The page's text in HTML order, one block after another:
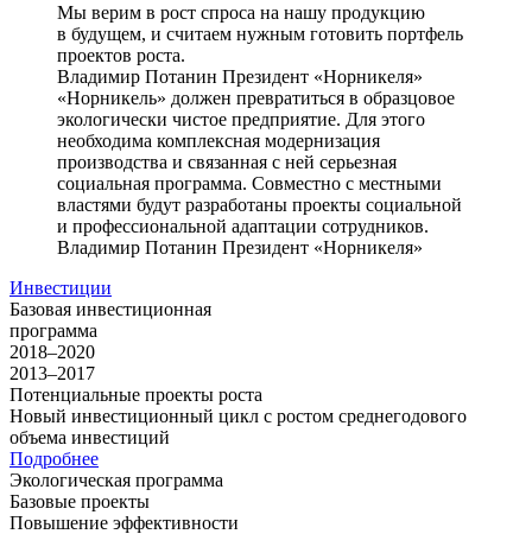
Мы верим в рост спроса на нашу продукцию
в будущем, и считаем нужным готовить портфель
проектов роста.
Владимир Потанин Президент «Норникеля»
«Норникель» должен превратиться в образцовое
экологически чистое предприятие. Для этого
необходима комплексная модернизация
производства и связанная с ней серьезная
социальная программа. Совместно с местными
властями будут разработаны проекты социальной
и профессиональной адаптации сотрудников.
Владимир Потанин Президент «Норникеля»
Инвестиции
Базовая инвестиционная
программа
2018–2020
2013–2017
Потенциальные проекты роста
Новый инвестиционный цикл с ростом среднегодового
объема инвестиций
Подробнее
Экологическая программа
Базовые проекты
Повышение эффективности